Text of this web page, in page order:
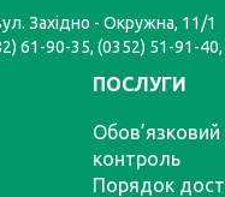
Західно - Окружна, 11/1
61-90-35, (0352) 51-91-
ПОСЛУГИ
Обов’язковий
контроль
Порядок